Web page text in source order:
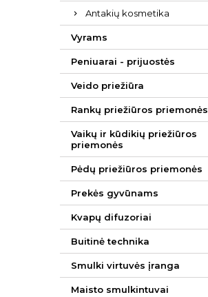
Antakių kosmetika
Vyrams
Peniuarai - prijuostės
Veido priežiūra
Rankų priežiūros priemonės
Vaikų ir kūdikių priežiūros
priemonės
Pėdų priežiūros priemonės
Prekės gyvūnams
Kvapų difuzoriai
Buitinė technika
Smulki virtuvės įranga
Maisto smulkintuvai